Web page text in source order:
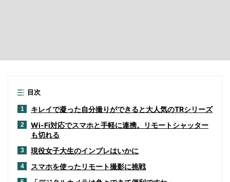
目次
1 キレイで凝った自分撮りができると大人気のTRシリーズ
2
Wi-Fi対応でスマホと手軽に連携。リモートシャッター
も切れる
3 現役女子大生のインプレはいかに
4 スマホを使ったリモート撮影に挑戦